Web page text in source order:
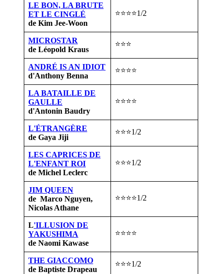
LE BON, LA BRUTE
ET LE CINGLÉ
de Kim Jee-Woon
⭐⭐⭐⭐1/2
MICROSTAR
de Léopold Kraus
⭐⭐⭐
ANDRÉ IS AN IDIOT
d'Anthony Benna
⭐⭐⭐⭐
LA BATAILLE DE
GAULLE
d'Antonin Baudry
⭐⭐⭐⭐
L'ÉTRANGÈRE
de Gaya Jiji
⭐⭐⭐1/2
LES CAPRICES DE
L'ENFANT ROI
de Michel Leclerc
⭐⭐⭐1/2
JIM QUEEN
de Marco Nguyen,
Nicolas Athane
⭐⭐⭐⭐1/2
L'ILLUSION DE
YAKUSHIMA
de Naomi Kawase
⭐⭐⭐⭐
THE GIACCOMO
de Baptiste Drapeau
⭐⭐⭐1/2